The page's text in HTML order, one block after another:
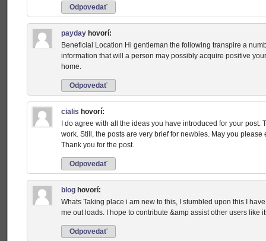
Odpovedať
payday hovorí:
Beneficial Location Hi gentleman the following transpire a
information that will a person may possibly acquire positive
home.
Odpovedať
cialis hovorí:
I do agree with all the ideas you have introduced for your
work. Still, the posts are very brief for newbies. May you
Thank you for the post.
Odpovedať
blog hovorí:
Whats Taking place i am new to this, I stumbled upon this I
me out loads. I hope to contribute &amp assist other users like
Odpovedať